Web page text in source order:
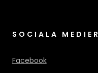
SOCIALA MEDIER
Facebook